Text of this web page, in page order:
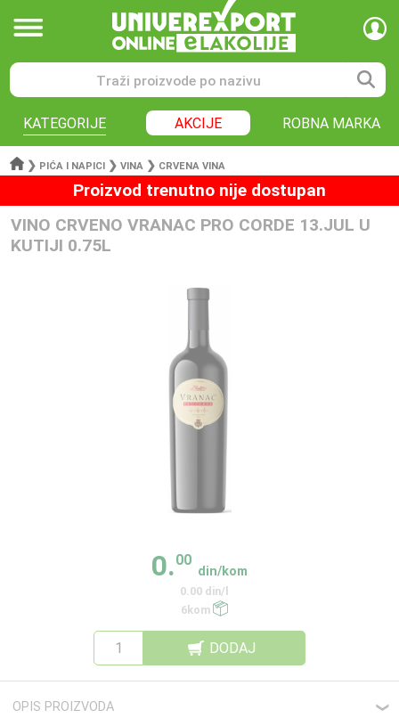
KATEGORIJE AKCIJE ROBNA MARKA
❯ PIĆA I NAPICI ❯ VINA ❯ CRVENA VINA
Proizvod trenutno nije dostupan
VINO CRVENO VRANAC PRO CORDE 13.JUL U
KUTIJI 0.75L
0.00
din/kom
0.00 din/l
6kom
DODAJ
OPIS PROIZVODA ❮